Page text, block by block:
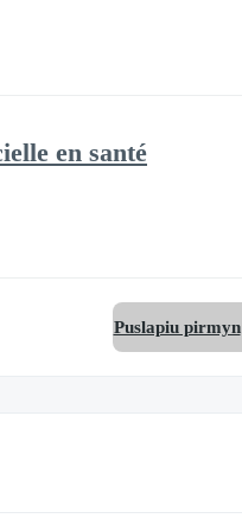
en santé
Puslapiu pirmyn